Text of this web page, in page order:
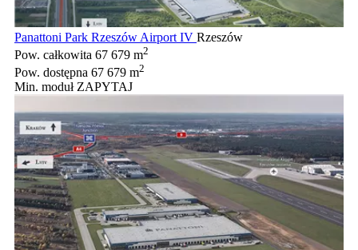
Panattoni Park Rzeszów Airport IV Rzeszów
Pow. całkowita 67 679 m2
Pow. dostępna 67 679 m2
Min. moduł ZAPYTAJ